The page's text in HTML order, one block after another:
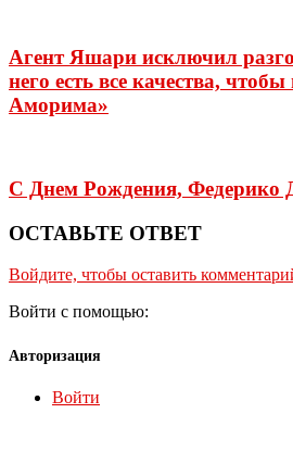
Агент Яшари исключил
него есть все качества,
Аморима»
С Днем Рождения, Федерико
ОСТАВЬТЕ ОТВЕТ
Войдите, чтобы оставить
Войти с помощью:
Авторизация
Войти